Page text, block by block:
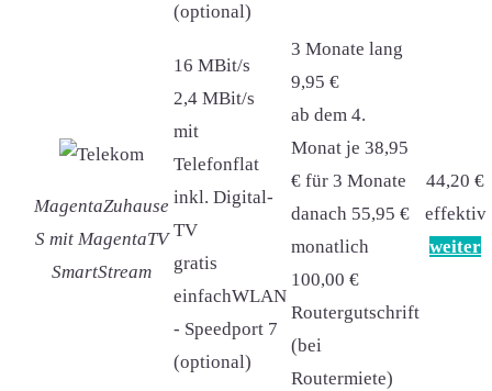
(optional)
MagentaZuhause
S mit MagentaTV
SmartStream
16 MBit/s
2,4 MBit/s
mit
Telefonflat
inkl. Digital-
TV
gratis
einfachWLAN
- Speedport 7
(optional)
3 Monate lang
9,95 €
ab dem 4.
Monat je 38,95
€ für 3 Monate
danach 55,95 €
monatlich
100,00 €
Routergutschrift
(bei
Routermiete)
44,20 €
effektiv
weiter